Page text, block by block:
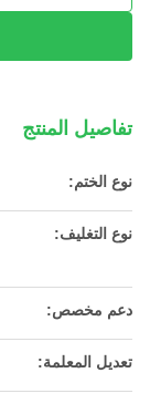
تفاصيل المنتج
نوع الختم:
نوع التغليف:
دعم مخصص:
تعديل المعلمة: